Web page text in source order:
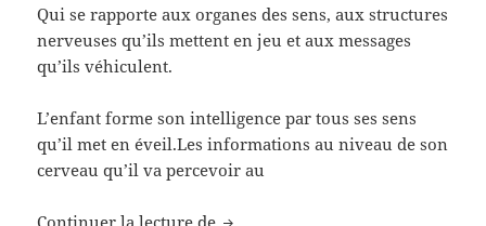
Qui se rapporte aux organes des sens, aux structures
nerveuses qu’ils mettent en jeu et aux messages
qu’ils véhiculent.
L’enfant forme son intelligence par tous ses sens
qu’il met en éveil.Les informations au niveau de son
cerveau qu’il va percevoir au
Le matériel sensoriel dans la